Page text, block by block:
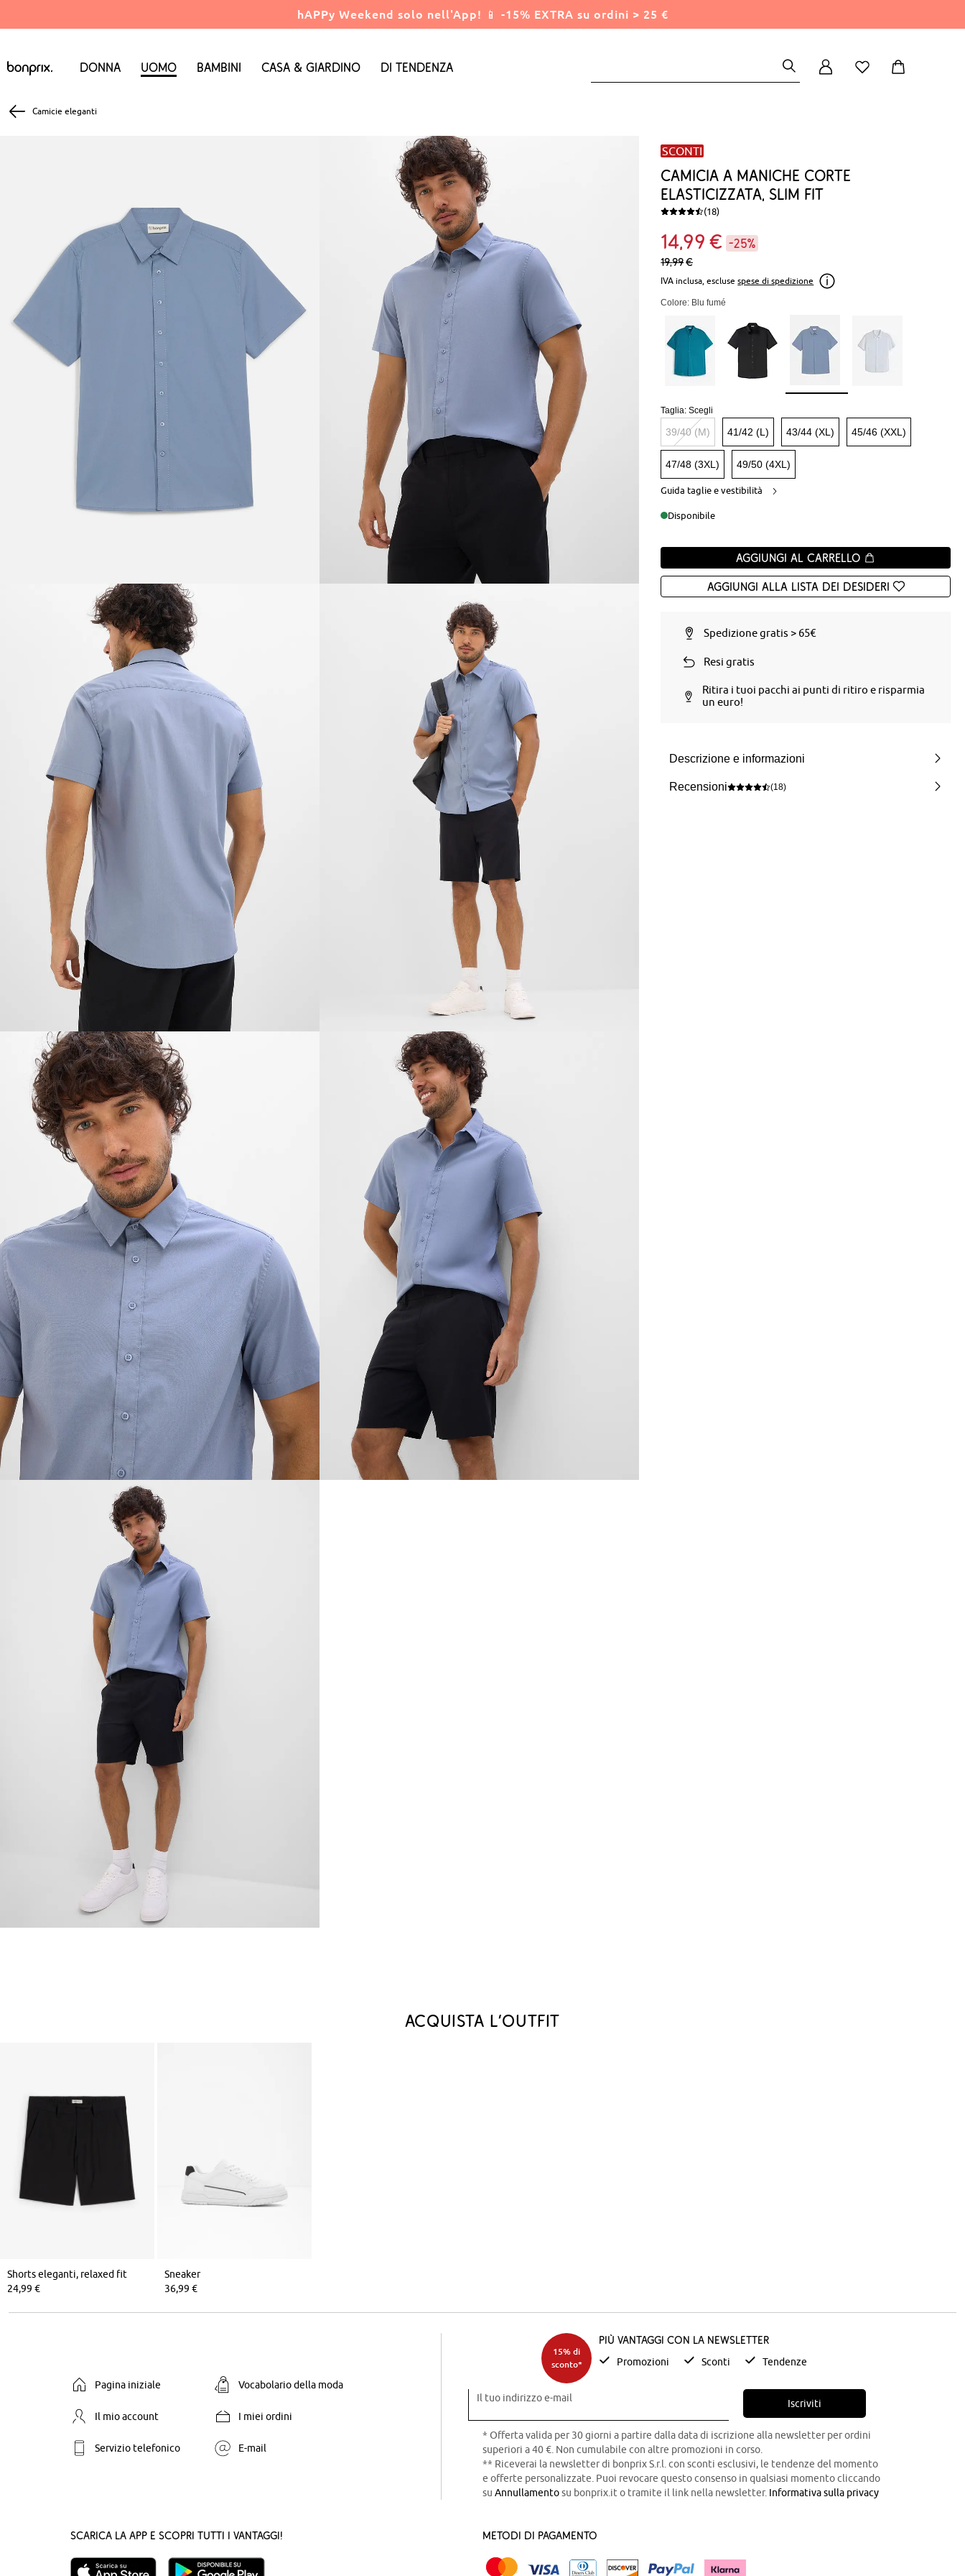
hAPPy Weekend solo nell'App! 📱 -15% EXTRA su ordini > 25 €
Donna Uomo Bambini Casa & Giardino Di tendenza
Camicie eleganti
SCONTI
Camicia a maniche corte
elasticizzata, slim fit
(18)
1499 € -25%
19,99€
IVA inclusa, escluse spese di spedizione
Colore: Blu fumé
Taglia:Scegli
39/40 (M) 41/42 (L) 43/44 (XL) 45/46 (XXL)
47/48 (3XL) 49/50 (4XL)
Guida taglie e vestibilità
Disponibile
Aggiungi al carrello
Aggiungi alla Lista dei desideri
Spedizione gratis > 65€
Resi gratis
Ritira i tuoi pacchi ai punti di ritiro e risparmia
un euro!
Descrizione e informazioni
Recensioni (18)
Acquista l‘outfit
Shorts eleganti, relaxed fit
24,99 €
Sneaker
36,99 €
Pagina iniziale Vocabolario della moda
Il mio account I miei ordini
Servizio telefonico E-mail
15% di
sconto*
Più vantaggi con la newsletter
Promozioni Sconti Tendenze
Il tuo indirizzo e-mail Iscriviti
* Offerta valida per 30 giorni a partire dalla data di iscrizione alla newsletter per ordini
superiori a 40 €. Non cumulabile con altre promozioni in corso.
** Riceverai la newsletter di bonprix S.r.l. con sconti esclusivi, le tendenze del momento
e offerte personalizzate. Puoi revocare questo consenso in qualsiasi momento cliccando
su Annullamentosu bonprix.it o tramite il link nella newsletter. Informativa sulla privacy
Scarica la App e scopri tutti i vantaggi! Metodi di pagamento